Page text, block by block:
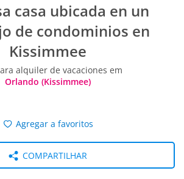
casa ubicada en un
de condominios en
Kissimmee
alquiler de vacaciones em
Orlando (Kissimmee)
Agregar a favoritos
COMPARTILHAR